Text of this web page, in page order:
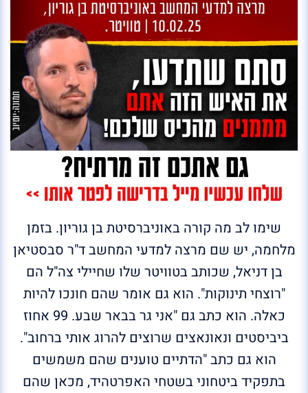
שימו לב מה קורה באוניברסיטת בן גוריון. בזמן
מלחמה, יש שם מרצה למדעי המחשב ד"ר סבסטיאן
בן דניאל, שכותב בטוויטר שלו שחיילי צה"ל הם
"רוצחי תינוקות". הוא גם אומר שהם חונכו להיות
כאלה. הוא כתב גם "אני גר בבאר שבע. 99 אחוז
ביביסטים ונאונאצים שרוצים להרוג אותי ברחוב".
הוא גם כתב "הדתיים טוענים שהם משמשים
בתפקיד ביטחוני בשטחי האפרטהיד, מכאן שהם